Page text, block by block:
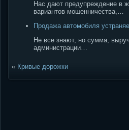
Нас дают предупреждение в
вариантов мошенничества,…
Продажа автомобиля
Не все знают, но сумма,
администрации…
« Кривые дорожки